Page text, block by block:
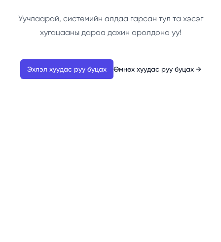
Уучлаарай, системийн алдаа гарсан тул та хэсэг
хугацааны дараа дахин оролдоно уу!
Эхлэл хуудас руу буцах Өмнөх хуудас руу буцах →